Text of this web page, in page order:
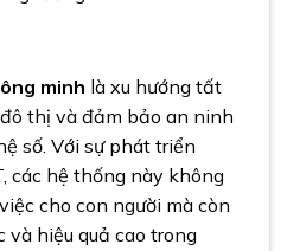
minh là xu hướng tất
thị và đảm bảo an ninh
số. Với sự phát triển
các hệ thống này không
cho con người mà còn
và hiệu quả cao trong